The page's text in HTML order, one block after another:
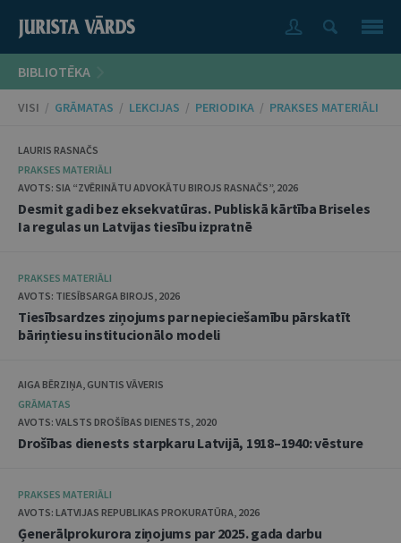
BIBLIOTĒKA
VISI / GRĀMATAS / LEKCIJAS / PERIODIKA / PRAKSES MATERIĀLI
LAURIS RASNAČS
PRAKSES MATERIĀLI
AVOTS: SIA “ZVĒRINĀTU ADVOKĀTU BIROJS RASNAČS”, 2026
Desmit gadi bez eksekvatūras. Publiskā kārtība Briseles
Ia regulas un Latvijas tiesību izpratnē
PRAKSES MATERIĀLI
AVOTS: TIESĪBSARGA BIROJS, 2026
Tiesībsardzes ziņojums par nepieciešamību pārskatīt
bāriņtiesu institucionālo modeli
AIGA BĒRZIŅA, GUNTIS VĀVERIS
GRĀMATAS
AVOTS: VALSTS DROŠĪBAS DIENESTS, 2020
Drošības dienests starpkaru Latvijā, 1918–1940: vēsture
PRAKSES MATERIĀLI
AVOTS: LATVIJAS REPUBLIKAS PROKURATŪRA, 2026
Ģenerālprokurora ziņojums par 2025. gada darbu